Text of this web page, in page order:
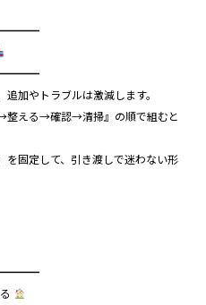
加やトラブルは激減します。
整える→確認→清掃』の順で組むと
を固定して、引き渡しで迷わない形